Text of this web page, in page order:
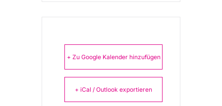
+ Zu Google Kalender hinzufügen
+ iCal / Outlook exportieren